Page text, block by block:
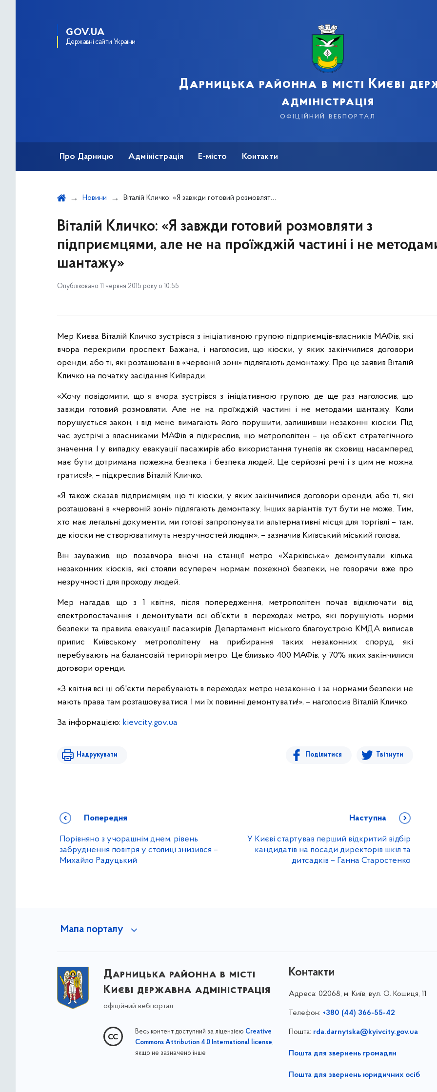
GOV.UA
Державні сайти України
Дарницька районна в місті Києві
адміністрація
офіційний вебпортал
Про Дарницю Адміністрація Е-місто Контакти
Новини Віталій Кличко: «Я завжди готовий розмовляти з підприємцями, але не на проїжджій частині і не методами шантажу»
Віталій Кличко: «Я завжди готовий розмовляти з
підприємцями, але не на проїжджій частині і не
шантажу»
Опубліковано 11 червня 2015 року о 10:55
Мер Києва Віталій Кличко зустрівся з ініціативною групою підприємців-власників МАФів, які
вчора перекрили проспект Бажана, і наголосив, що кіоски, у яких закінчилися договори
оренди, або ті, які розташовані в «червоній зоні» підлягають демонтажу. Про це заявив Віталій
Кличко на початку засідання Київради.
«Хочу повідомити, що я вчора зустрівся з ініціативною групою, де ще раз наголосив, що
завжди готовий розмовляти. Але не на проїжджій частині і не методами шантажу. Коли
порушується закон, і від мене вимагають його порушити, залишивши незаконні кіоски. Під
час зустрічі з власниками МАФів я підкреслив, що метрополітен – це об’єкт стратегічного
значення. І у випадку евакуації пасажирів або використання тунелів як сховищ насамперед
має бути дотримана пожежна безпека і безпека людей. Це серйозні речі і з цим не можна
гратися!», – підкреслив Віталій Кличко.
«Я також сказав підприємцям, що ті кіоски, у яких закінчилися договори оренди, або ті, які
розташовані в «червоній зоні» підлягають демонтажу. Інших варіантів тут бути не може. Тим,
хто має легальні документи, ми готові запропонувати альтернативні місця для торгівлі – там,
де кіоски не створюватимуть незручностей людям», – зазначив Київський міський голова.
Він зауважив, що позавчора вночі на станції метро «Харківська» демонтували кілька
незаконних кіосків, які стояли всупереч нормам пожежної безпеки, не говорячи вже про
незручності для проходу людей.
Мер нагадав, що з 1 квітня, після попередження, метрополітен почав відключати від
електропостачання і демонтувати всі об’єкти в переходах метро, які порушують норми
безпеки та правила евакуації пасажирів. Департамент міського благоустрою КМДА виписав
припис Київському метрополітену на прибирання таких незаконних споруд, які
перебувають на балансовій території метро. Це близько 400 МАФів, у 70% яких закінчилися
договори оренди.
«З квітня всі ці об'єкти перебувають в переходах метро незаконно і за нормами безпеки не
мають права там розташовуватися. І ми їх повинні демонтувати!», – наголосив Віталій Кличко.
За інформацією: kievcity.gov.ua
Надрукувати Поділитися Твітнути
Попередня
Порівняно з учорашнім днем, рівень
забруднення повітря у столиці знизився –
Михайло Радуцький
Наступна
У Києві стартував перший відкритий відбір
кандидатів на посади директорів шкіл та
дитсадків – Ганна Старостенко
Мапа порталу
Дарницька районна в місті
Києві державна адміністрація
офіційний вебпортал
Весь контент доступний за ліцензією Creative
Commons Attribution 4.0 International license,
якщо не зазначено інше
Контакти
Адреса: 02068, м. Київ, вул. О. Кошиця, 11
Телефон: +380 (44) 366-55-42
Пошта: rda.darnytska@kyivcity.gov.ua
Пошта для звернень громадян
Пошта для звернень юридичних осіб